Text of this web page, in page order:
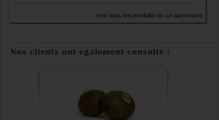
voir tous les produits de ce partenaire
Nos clients ont également consulté :